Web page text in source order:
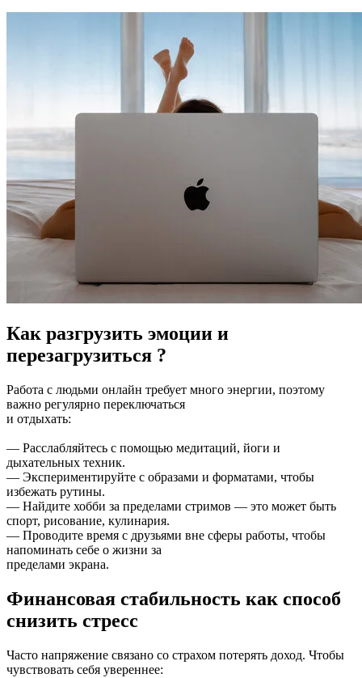
Как разгрузить эмоции и
перезагрузиться ?
Работа с людьми онлайн требует много энергии, поэтому
важно регулярно переключаться
и отдыхать:
— Расслабляйтесь с помощью медитаций, йоги и
дыхательных техник.
— Экспериментируйте с образами и форматами, чтобы
избежать рутины.
— Найдите хобби за пределами стримов — это может быть
спорт, рисование, кулинария.
— Проводите время с друзьями вне сферы работы, чтобы
напоминать себе о жизни за
пределами экрана.
Финансовая стабильность как способ
снизить стресс
Часто напряжение связано со страхом потерять доход. Чтобы
чувствовать себя увереннее: